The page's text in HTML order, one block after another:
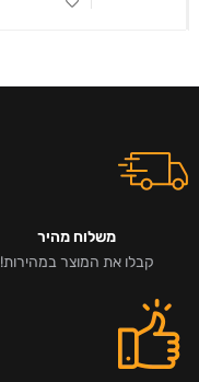
משלוח מהיר
קבלו את המוצר במהירות!